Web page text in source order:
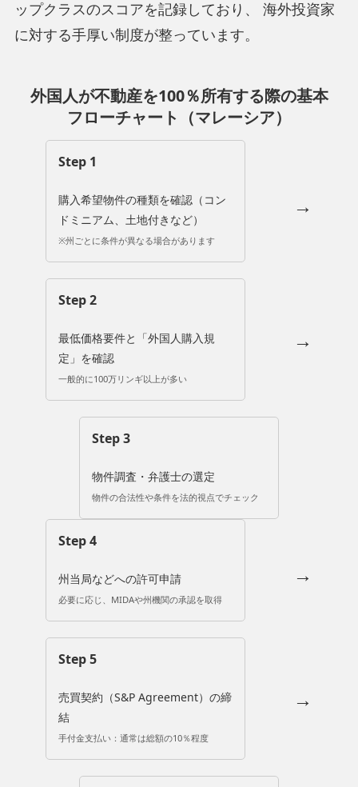
ップクラスのスコアを記録しており、 海外投資家
に対する手厚い制度が整っています。
外国人が不動産を100％所有する際の基本
フローチャート（マレーシア）
Step 1
購入希望物件の種類を確認（コン
ドミニアム、土地付きなど）
※州ごとに条件が異なる場合があります
→
Step 2
最低価格要件と「外国人購入規
定」を確認
一般的に100万リンギ以上が多い
→
Step 3
物件調査・弁護士の選定
物件の合法性や条件を法的視点でチェック
Step 4
州当局などへの許可申請
必要に応じ、MIDAや州機関の承認を取得
→
Step 5
売買契約（S&P Agreement）の締
結
手付金支払い：通常は総額の10％程度
→